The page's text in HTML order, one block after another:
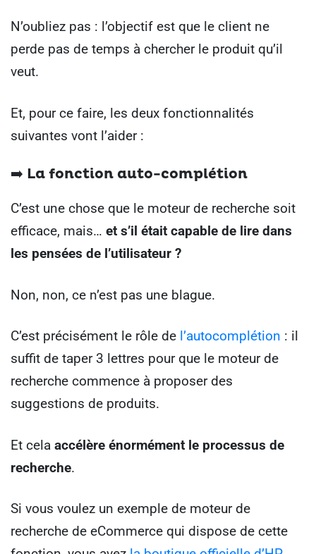
N’oubliez pas : l’objectif est que le client ne
perde pas de temps à chercher le produit qu’il
veut.
Et, pour ce faire, les deux fonctionnalités
suivantes vont l’aider :
➡️ La fonction auto-complétion
C’est une chose que le moteur de recherche soit
efficace, mais… et s’il était capable de lire dans
les pensées de l’utilisateur ?
Non, non, ce n’est pas une blague.
C’est précisément le rôle de l’autocomplétion : il
suffit de taper 3 lettres pour que le moteur de
recherche commence à proposer des
suggestions de produits.
Et cela accélère énormément le processus de
recherche.
Si vous voulez un exemple de moteur de
recherche de eCommerce qui dispose de cette